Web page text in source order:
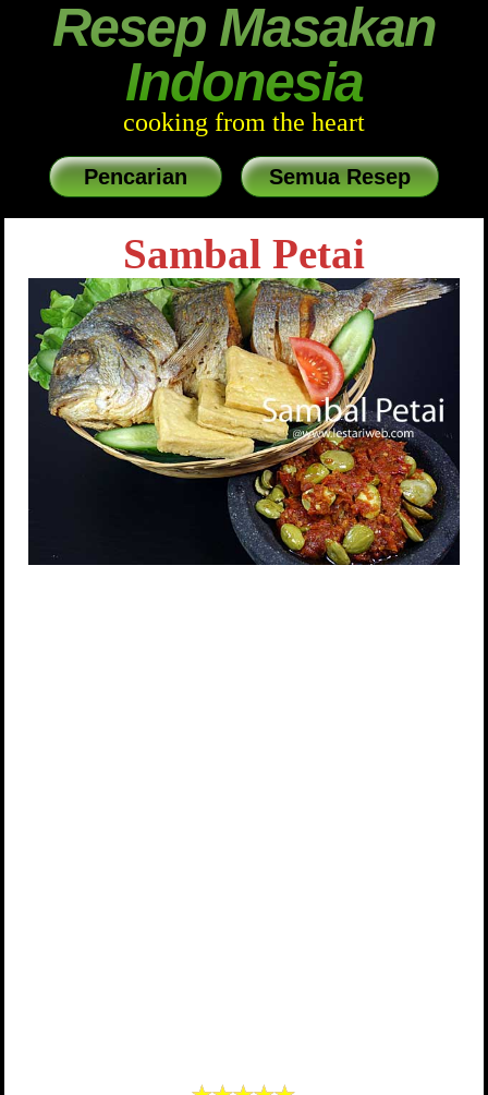
Resep Masakan
Indonesia
cooking from the heart
Pencarian Semua Resep
Sambal Petai